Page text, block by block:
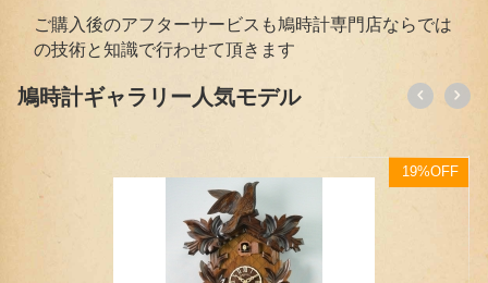
ご購入後のアフターサービスも鳩時計専門店ならでは
の技術と知識で行わせて頂きます
鳩時計ギャラリー人気モデル
19%OFF
【オンライン限定】クォーツ式鳩時計 汽車ポッポモデル 42810QMT（ミドルサイズ）
114,939 円